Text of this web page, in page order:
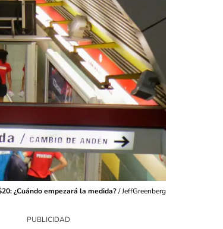
¿Cuándo empezará la medida?/JeffGreenberg